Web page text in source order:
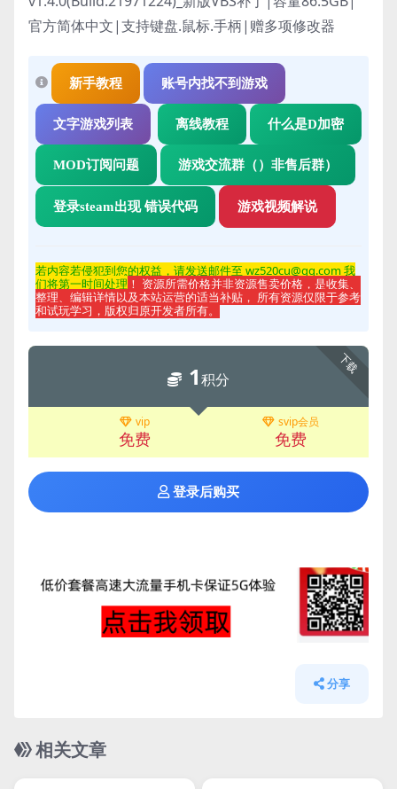
官方简体中文|支持键盘.鼠标.手柄|赠多项修改器
新手教程 账号内找不到游戏
文字游戏列表 离线教程 什么是D加密
MOD订阅问题 游戏交流群（）非售后群）
登录steam出现 错误代码 游戏视频解说
若内容若侵犯到您的权益，请发送邮件至 wz520cu@qq.com 我
们将第一时间处理 ！ 资源所需价格并非资源售卖价格，是收集、
整理、编辑详情以及本站运营的适当补贴， 所有资源仅限于参考
和试玩学习，版权归原开发者所有。
下载
1积分
vip
免费
svip会员
免费
登录后购买
分享
相关文章